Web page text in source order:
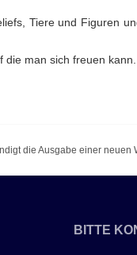
Tiere und Figuren
man sich freuen kann.
die Ausgabe einer neuen
BITTE